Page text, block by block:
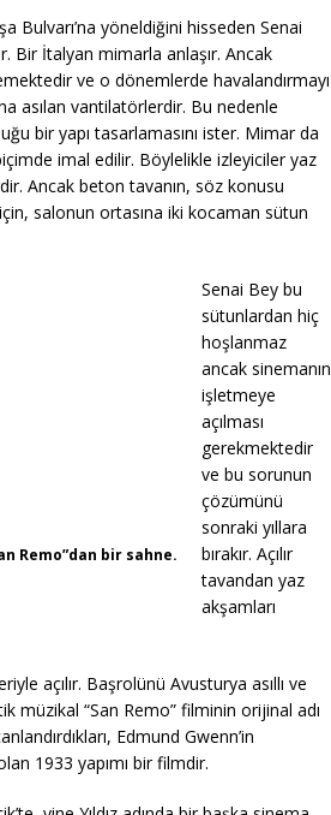
Bulvarı’na yöneldiğini hisseden Senai
Bir İtalyan mimarla anlaşır. Ancak
ve o dönemlerde havalandırmayı
asılan vantilatörlerdir. Bu nedenle
bir yapı tasarlamasını ister. Mimar da
imal edilir. Böylelikle izleyiciler yaz
Ancak beton tavanın, söz konusu
salonun ortasına iki kocaman sütun
Remo”dan bir sahne.
Senai Bey bu
sütunlardan hiç
hoşlanmaz
ancak sinemanın
işletmeye
açılması
gerekmektedir
ve bu sorunun
çözümünü
sonraki yıllara
bırakır. Açılır
tavandan yaz
akşamları
açılır. Başrolünü Avusturya asıllı ve
müzikal “San Remo” filminin orijinal adı
Edmund Gwenn’in
1933 yapımı bir filmdir.